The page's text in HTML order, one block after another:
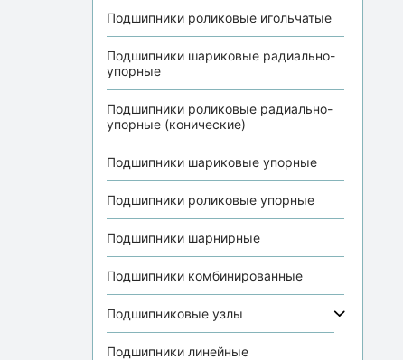
Подшипники роликовые игольчатые
Подшипники шариковые радиально-
упорные
Подшипники роликовые радиально-
упорные (конические)
Подшипники шариковые упорные
Подшипники роликовые упорные
Подшипники шарнирные
Подшипники комбинированные
Подшипниковые узлы
Подшипники линейные